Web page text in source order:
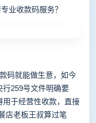
收款码服务？
就能做生意，如今
259号文件明确要
用于经营性收款，直接
店老板王叔算过笔